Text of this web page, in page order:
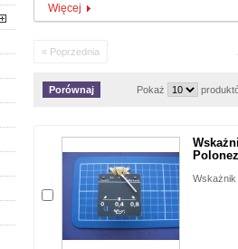
Więcej
« Poprzednia
Pokaż
Wskażnik